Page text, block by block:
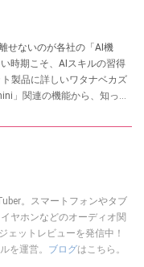
せないのが各社の「AI機
時期こそ、AIスキルの習得
製品に詳しいワタナベカズ
」関連の機能から、知って
ください。
。スマートフォンやタブ
ヤホンなどのオーディオ関
ェットレビューを発信中！
を運営。 ブログはこちら。